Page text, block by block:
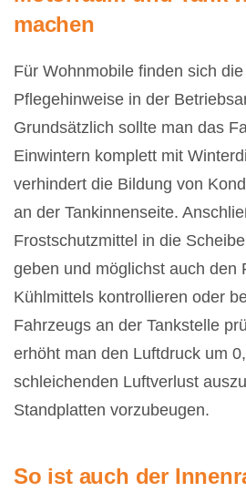
machen
Für Wohnmobile finden sich
Pflegehinweise in der
Grundsätzlich sollte man das
Einwintern komplett mit
verhindert die Bildung von
an der Tankinnenseite.
Frostschutzmittel in die
geben und möglichst auch den
Kühlmittels kontrollieren oder
Fahrzeugs an der Tankstelle
erhöht man den Luftdruck um
schleichenden Luftverlust
Standplatten vorzubeugen.
So ist auch der